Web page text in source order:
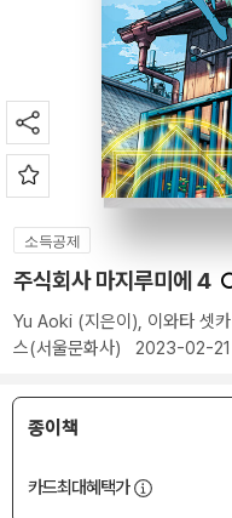
소득공제
주식회사 마지루미에 4
Yu Aoki (지은이), 이와타 셋카
스(서울문화사) 2023-02-21
종이책
카드최대혜택가